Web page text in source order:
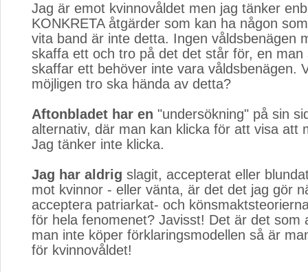
Jag är emot kvinnovåldet men jag tänker
KONKRETA åtgärder som kan ha någon
vita band är inte detta. Ingen våldsbenägen
skaffa ett och tro på det det står för, en man
skaffar ett behöver inte vara våldsbenägen.
möjligen tro ska hända av detta?
Aftonbladet har en "undersökning" på sin
alternativ, där man kan klicka för att visa att
Jag tänker inte klicka.
Jag har aldrig slagit, accepterat eller
mot kvinnor - eller vänta, är det det jag gör
acceptera patriarkat- och
för hela fenomenet? Javisst! Det är det som
man inte köper förklaringsmodellen så är
för kvinnovåldet!